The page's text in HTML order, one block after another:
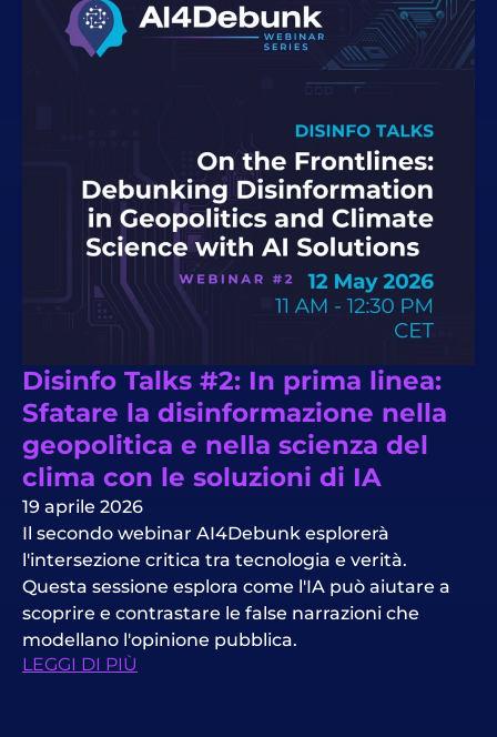
Disinfo Talks #2: In prima linea:
Sfatare la disinformazione nella
geopolitica e nella scienza del
clima con le soluzioni di IA
19 aprile 2026
Il secondo webinar AI4Debunk esplorerà
l'intersezione critica tra tecnologia e verità.
Questa sessione esplora come l'IA può aiutare a
scoprire e contrastare le false narrazioni che
modellano l'opinione pubblica.
LEGGI DI PIÙ